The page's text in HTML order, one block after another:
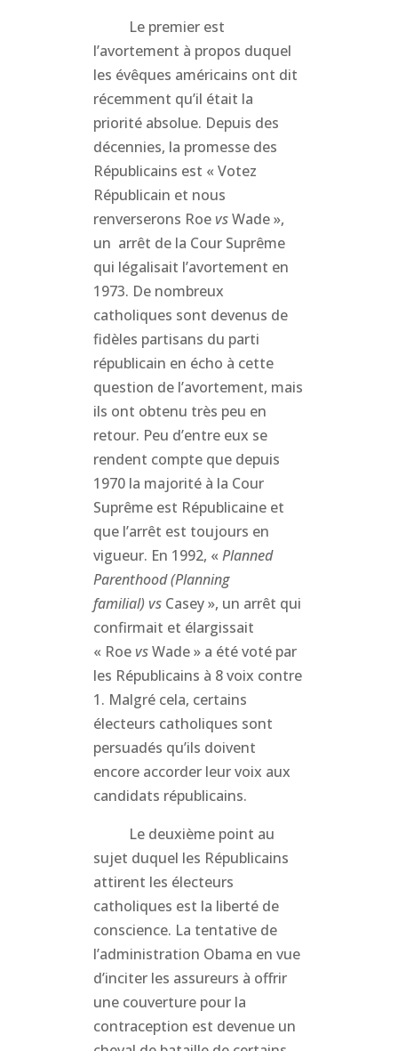
Le premier est
l’avortement à propos duquel
les évêques américains ont dit
récemment qu’il était la
priorité absolue. Depuis des
décennies, la promesse des
Républicains est « Votez
Républicain et nous
renverserons RoevsWade »,
un arrêt de la Cour Suprême
qui légalisait l’avortement en
1973. De nombreux
catholiques sont devenus de
fidèles partisans du parti
républicain en écho à cette
question de l’avortement, mais
ils ont obtenu très peu en
retour. Peu d’entre eux se
rendent compte que depuis
1970 la majorité à la Cour
Suprême est Républicaine et
que l’arrêt est toujours en
vigueur. En 1992, « Planned
Parenthood (Planning
familial) vs Casey », un arrêt qui
confirmait et élargissait
« RoevsWade » a été voté par
les Républicains à 8 voix contre
1. Malgré cela, certains
électeurs catholiques sont
persuadés qu’ils doivent
encore accorder leur voix aux
candidats républicains.
Le deuxième point au
sujet duquel les Républicains
attirent les électeurs
catholiques est la liberté de
conscience. La tentative de
l’administration Obama en vue
d’inciter les assureurs à offrir
une couverture pour la
contraception est devenue un